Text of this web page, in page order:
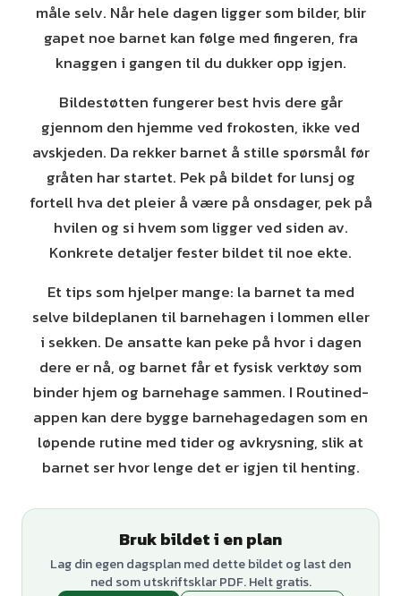
måle selv. Når hele dagen ligger som bilder, blir
gapet noe barnet kan følge med fingeren, fra
knaggen i gangen til du dukker opp igjen.
Bildestøtten fungerer best hvis dere går
gjennom den hjemme ved frokosten, ikke ved
avskjeden. Da rekker barnet å stille spørsmål før
gråten har startet. Pek på bildet for lunsj og
fortell hva det pleier å være på onsdager, pek på
hvilen og si hvem som ligger ved siden av.
Konkrete detaljer fester bildet til noe ekte.
Et tips som hjelper mange: la barnet ta med
selve bildeplanen til barnehagen i lommen eller
i sekken. De ansatte kan peke på hvor i dagen
dere er nå, og barnet får et fysisk verktøy som
binder hjem og barnehage sammen. I Routined-
appen kan dere bygge barnehagedagen som en
løpende rutine med tider og avkrysning, slik at
barnet ser hvor lenge det er igjen til henting.
Bruk bildet i en plan
Lag din egen dagsplan med dette bildet og last den
ned som utskriftsklar PDF. Helt gratis.